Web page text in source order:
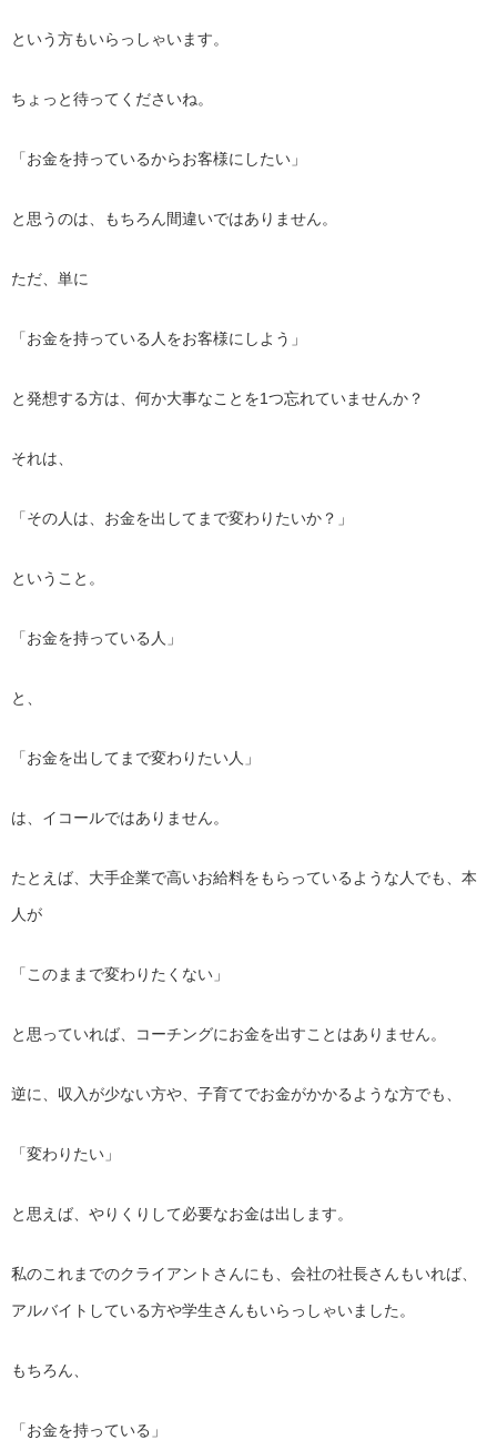
という方もいらっしゃいます。
ちょっと待ってくださいね。
「お金を持っているからお客様にしたい」
と思うのは、もちろん間違いではありません。
ただ、単に
「お金を持っている人をお客様にしよう」
と発想する方は、何か大事なことを1つ忘れていませんか？
それは、
「その人は、お金を出してまで変わりたいか？」
ということ。
「お金を持っている人」
と、
「お金を出してまで変わりたい人」
は、イコールではありません。
たとえば、大手企業で高いお給料をもらっているような人でも、 本
人が
「このままで変わりたくない」
と思っていれば、コーチングにお金を出すことはありません。
逆に、収入が少ない方や、子育てでお金がかかるような方でも、
「変わりたい」
と思えば、やりくりして必要なお金は出します。
私のこれまでのクライアントさんにも、会社の社長さんもいれば、
アルバイトしている方や学生さんもいらっしゃいました。
もちろん、
「お金を持っている」